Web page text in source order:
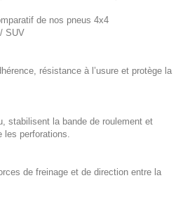
de nos pneus 4x4
SUV
résistance à l’usure et protège la
stabilisent la bande de roulement et
les perforations.
de freinage et de direction entre la